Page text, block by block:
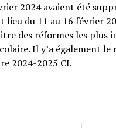
2024 avaient été
du 11 au 16 février
des réformes les plus
Il y’a également
2024-2025 CI.